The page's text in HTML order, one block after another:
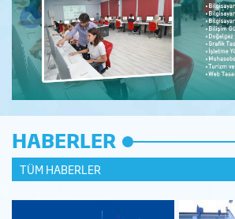
TÜM HABERLER
HABERLER